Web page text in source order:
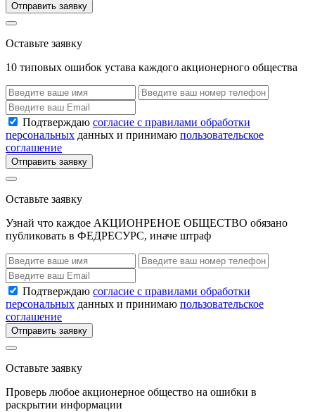
Отправить заявку
Оставьте заявку
10 типовых ошибок устава каждого акционерного общества
Подтверждаю согласие с правилами обработки
персональных данных и принимаю пользовательское
соглашение
Отправить заявку
Оставьте заявку
Узнай что каждое АКЦИОНРЕНОЕ ОБЩЕСТВО обязано
публиковать в ФЕДРЕСУРС, иначе штраф
Подтверждаю согласие с правилами обработки
персональных данных и принимаю пользовательское
соглашение
Отправить заявку
Оставьте заявку
Проверь любое акционерное общество на ошибки в
раскрытии информации